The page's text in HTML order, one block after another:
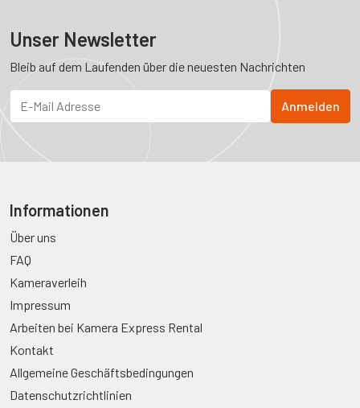
Unser Newsletter
Bleib auf dem Laufenden über die neuesten Nachrichten
Informationen
Über uns
FAQ
Kameraverleih
Impressum
Arbeiten bei Kamera Express Rental
Kontakt
Allgemeine Geschäftsbedingungen
Datenschutzrichtlinien